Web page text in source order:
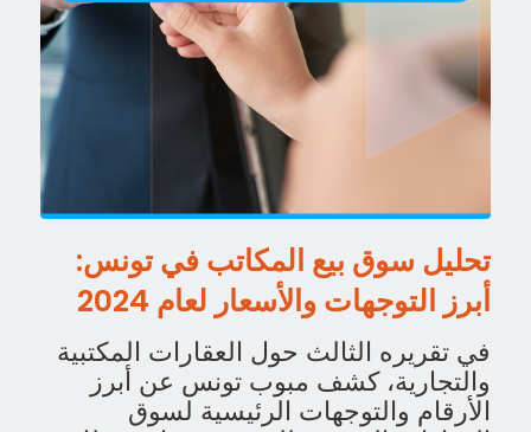
تحليل سوق بيع المكاتب في تونس:
أبرز التوجهات والأسعار لعام 2024
في تقريره الثالث حول العقارات المكتبية
والتجارية، كشف مبوب تونس عن أبرز
الأرقام والتوجهات الرئيسية لسوق